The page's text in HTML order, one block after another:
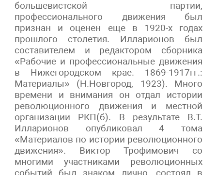
большевистской партии,
профессионального движения был
признан и оценен еще в 1920-х годах
прошлого столетия. Илларионов был
составителем и редактором сборника
«Рабочие и профессиональные движения
в Нижегородском крае. 1869-1917гг.:
Материалы» (Н.Новгород, 1923). Много
времени и внимания он отдал истории
революционного движения и местной
организации РКП(б). В результате В.Т.
Илларионов опубликовал 4 тома
«Материалов по истории революционного
движения». Виктор Трофимович со
многими участниками революционных